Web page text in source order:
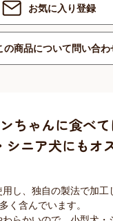
お気に入り登録
の商品について問い合わ
ちゃんに食べて
シニア犬にもオ
し、独自の製法で加工
く含んでいます。